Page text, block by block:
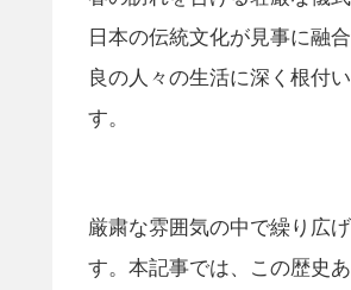
日本の伝統文化が見事に融
良の人々の生活に深く根付
す。
厳粛な雰囲気の中で繰り広
す。本記事では、この歴史